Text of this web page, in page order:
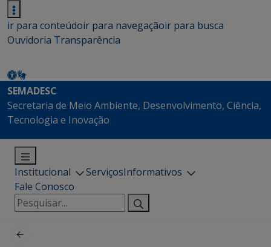
ir para conteúdoir para navegaçãoir para busca
Ouvidoria Transparência
SEMADESC
Secretaria de Meio Ambiente, Desenvolvimento, Ciência,
Tecnologia e Inovação
Institucional ServiçosInformativos
Fale Conosco
Pesquisar
por: